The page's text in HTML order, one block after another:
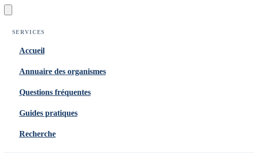
SERVICES
Accueil
Annuaire des organismes
Questions fréquentes
Guides pratiques
Recherche